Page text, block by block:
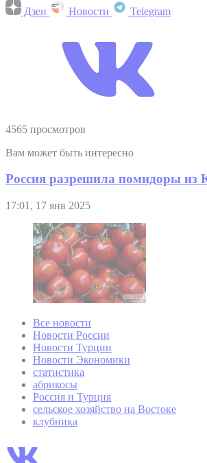
Дзен Новости Telegram
4565 просмотров
Вам может быть интересно
Россия разрешила помидоры из
17:01, 17 янв 2025
Все новости
Новости России
Новости Турции
Новости Экономики
статистика
абрикосы
Россия и Турция
сельское хозяйство на Востоке
клубника